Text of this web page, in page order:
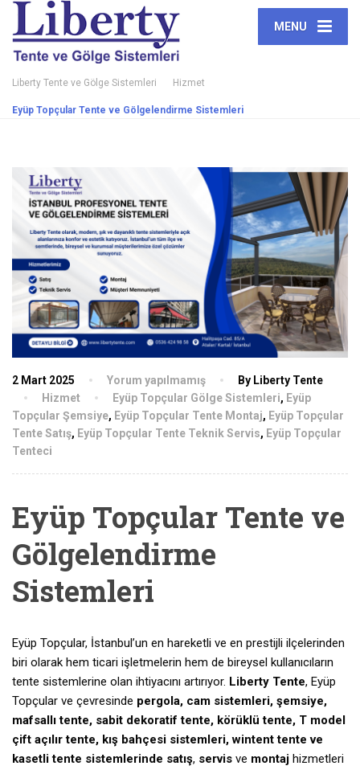
MENU
Liberty Tente ve Gölge Sistemleri Hizmet
Eyüp Topçular Tente ve Gölgelendirme Sistemleri
2 Mart 2025 Yorum yapılmamış
By Liberty Tente
Hizmet
Eyüp Topçular Gölge Sistemleri, Eyüp
Topçular Şemsiye, Eyüp Topçular Tente Montaj, Eyüp Topçular
Tente Satış, Eyüp Topçular Tente Teknik Servis, Eyüp Topçular
Tenteci
Eyüp Topçular Tente ve
Gölgelendirme
Sistemleri
Eyüp Topçular, İstanbul’un en hareketli ve en prestijli ilçelerinden
biri olarak hem ticari işletmelerin hem de bireysel kullanıcıların
tente sistemlerine olan ihtiyacını artırıyor. Liberty Tente, Eyüp
Topçular ve çevresinde pergola, cam sistemleri, şemsiye,
mafsallı tente, sabit dekoratif tente, körüklü tente, T model
çift açılır tente, kış bahçesi sistemleri, wintent tente ve
kasetli tente sistemlerinde satış, servis ve montaj hizmetleri